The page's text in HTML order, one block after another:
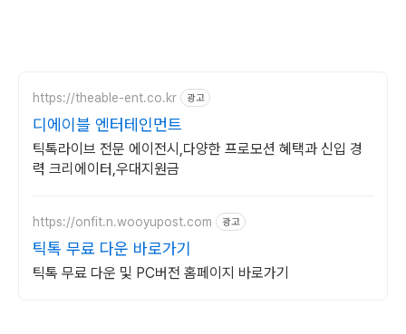
https://theable-ent.co.kr 광고
디에이블 엔터테인먼트
틱톡라이브 전문 에이전시,다양한 프로모션 혜택과 신입 경
력 크리에이터,우대지원금
https://onfit.n.wooyupost.com 광고
틱톡 무료 다운 바로가기
틱톡 무료 다운 및 PC버전 홈페이지 바로가기